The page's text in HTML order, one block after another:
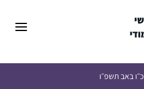
כ״ו באב תשפ״ו